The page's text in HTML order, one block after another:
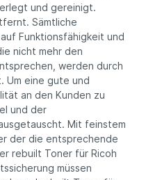
und gereinigt.
Sämtliche
Funktionsfähigkeit und
nicht mehr den
werden durch
Um eine gute und
an den Kunden zu
und der
Mit feinstem
der die entsprechende
rebuilt Toner für Ricoh
müssen